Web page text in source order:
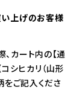
上げのお客様
カート内の【通
コシヒカリ（山形
をご記入くださ